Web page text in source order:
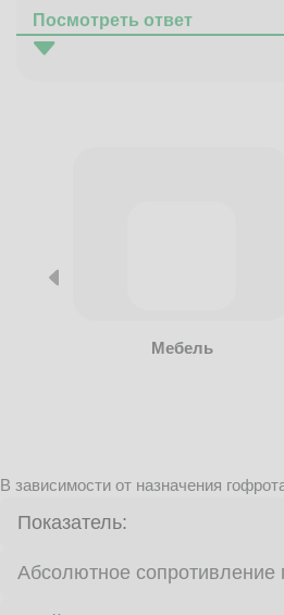
Посмотреть ответ
Мебель
В зависимости от назначения
Показатель:
Абсолютное